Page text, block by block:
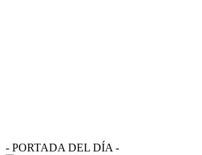
- PORTADA DEL DÍA -